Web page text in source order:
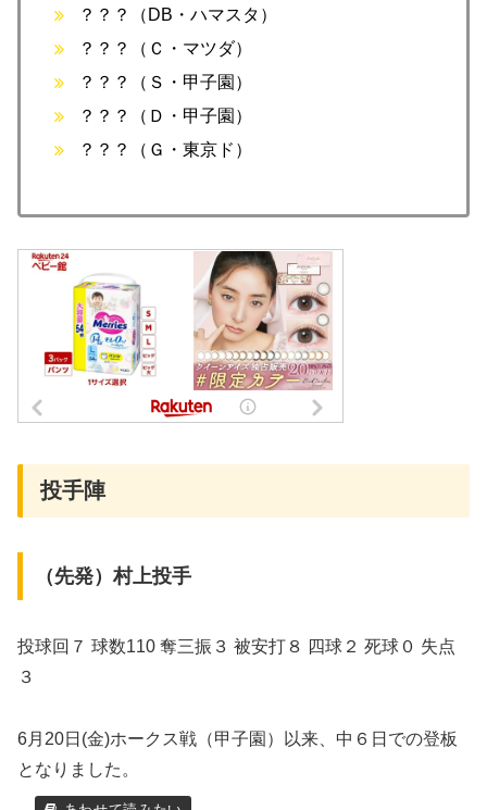
？？？（DB・ハマスタ）
？？？（Ｃ・マツダ）
？？？（Ｓ・甲子園）
？？？（Ｄ・甲子園）
？？？（Ｇ・東京ド）
投手陣
（先発）村上投手
投球回７ 球数110 奪三振３ 被安打８ 四球２ 死球０ 失点
３
6月20日(金)ホークス戦（甲子園）以来、中６日での登板
となりました。